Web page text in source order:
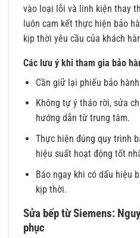
vào loại lỗi và linh kiện thay
luôn cam kết thực hiện bảo
kịp thời yêu cầu của khách
Các lưu ý khi tham gia bảo
Cần giữ lại phiếu bảo
Không tự ý tháo rời, sửa
hướng dẫn từ trung tâm.
Thực hiện đúng quy trình
hiệu suất hoạt động tốt
Báo ngay khi có dấu hiệu
kịp thời.
Sửa bếp từ Siemens:
phục